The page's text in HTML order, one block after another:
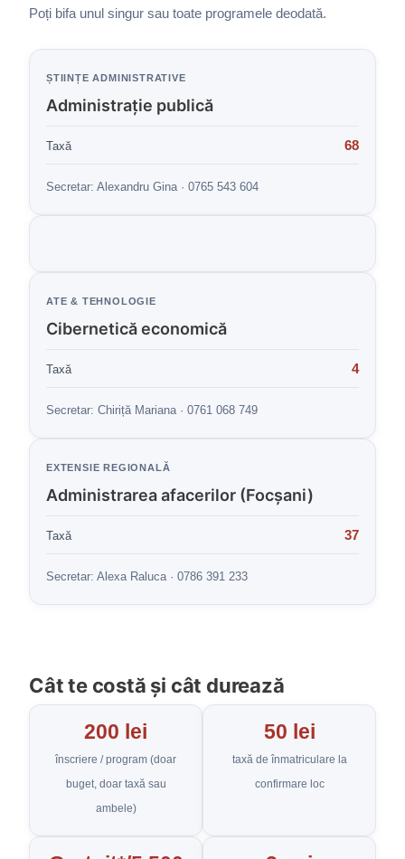
Poți bifa unul singur sau toate programele deodată.
ȘTIINȚE ADMINISTRATIVE
Administrație publică
Taxă 68
Secretar: Alexandru Gina · 0765 543 604
ATE & TEHNOLOGIE
Cibernetică economică
Taxă 4
Secretar: Chiriță Mariana · 0761 068 749
EXTENSIE REGIONALĂ
Administrarea afacerilor (Focșani)
Taxă 37
Secretar: Alexa Raluca · 0786 391 233
Cât te costă și cât durează
200 lei
înscriere / program (doar
buget, doar taxă sau
ambele)
50 lei
taxă de înmatriculare la
confirmare loc